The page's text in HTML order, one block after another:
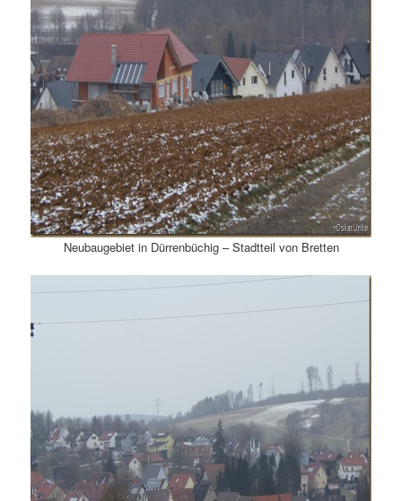
Neubaugebiet in Dürrenbüchig – Stadtteil von Bretten